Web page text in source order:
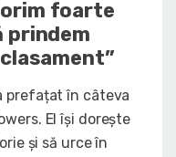
foarte
prindem
prefațat în câteva
El își dorește
și să urce în